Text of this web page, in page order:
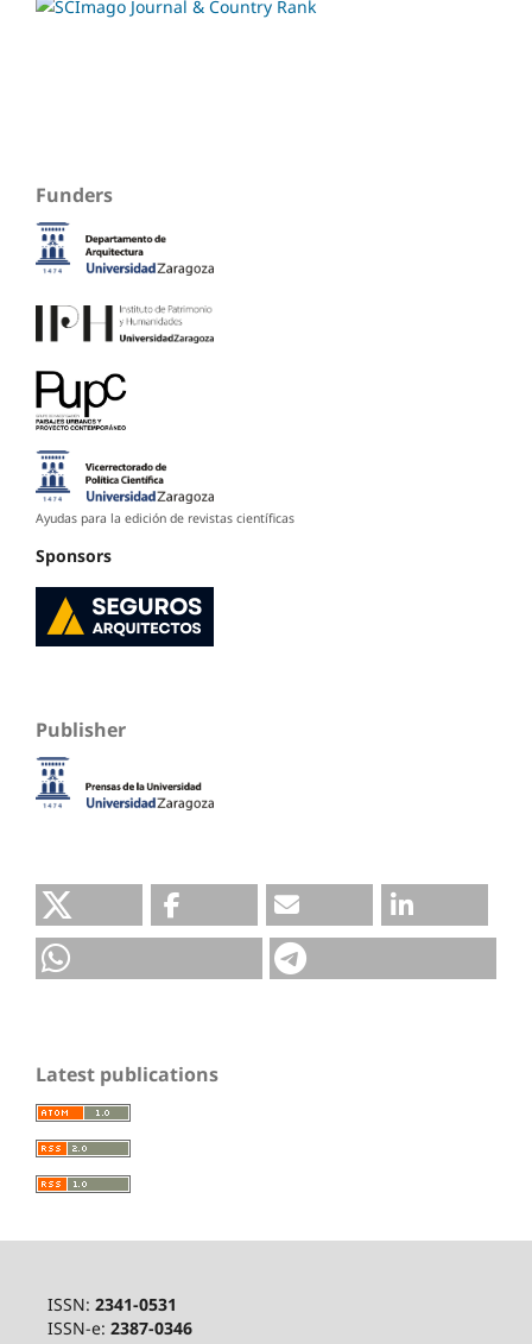
Funders
Ayudas para la edición de revistas científicas
Sponsors
Publisher
Latest publications
ISSN: 2341-0531
ISSN-e: 2387-0346